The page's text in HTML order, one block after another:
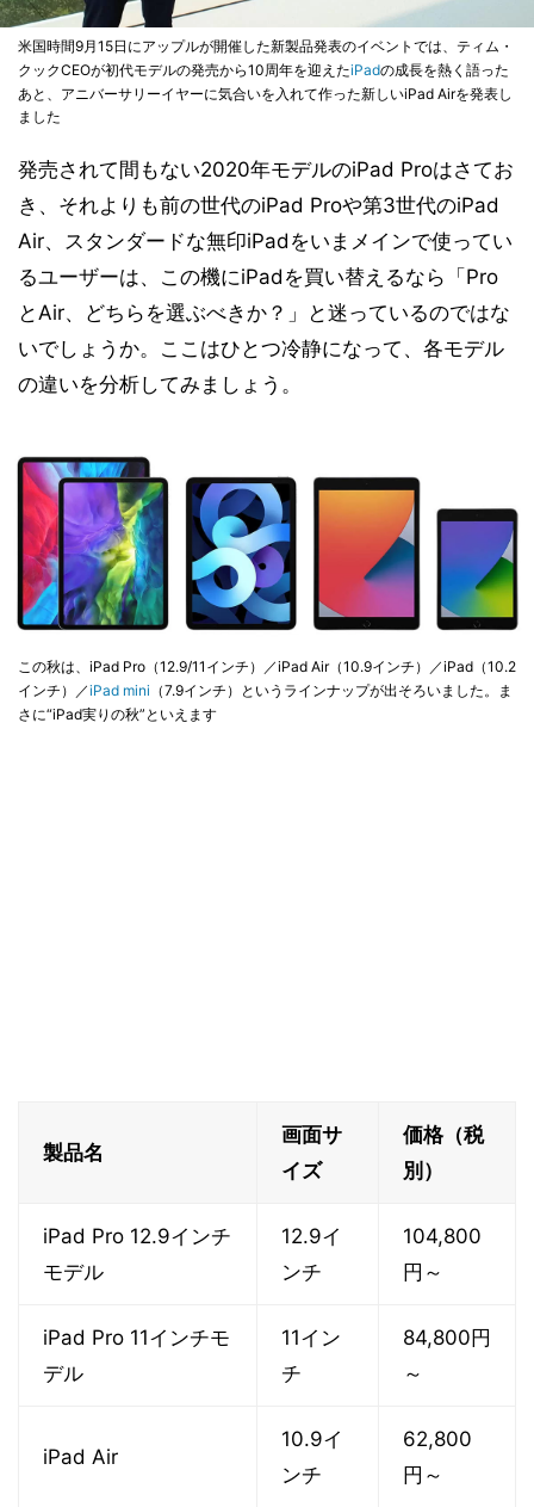
米国時間9月15日にアップルが開催した新製品発表のイベントでは、ティム・
クックCEOが初代モデルの発売から10周年を迎えたiPadの成長を熱く語った
あと、アニバーサリーイヤーに気合いを入れて作った新しいiPad Airを発表し
ました
発売されて間もない2020年モデルのiPad Proはさてお
き、それよりも前の世代のiPad Proや第3世代のiPad
Air、スタンダードな無印iPadをいまメインで使ってい
るユーザーは、この機にiPadを買い替えるなら「Pro
とAir、どちらを選ぶべきか？」と迷っているのではな
いでしょうか。ここはひとつ冷静になって、各モデル
の違いを分析してみましょう。
この秋は、iPad Pro（12.9/11インチ）／iPad Air（10.9インチ）／iPad（10.2
インチ）／iPad mini （7.9インチ）というラインナップが出そろいました。ま
さに“iPad実りの秋”といえます
製品名
画面サ
イズ
価格（税
別）
iPad Pro 12.9インチ
モデル
12.9イ
ンチ
104,800
円～
iPad Pro 11インチモ
デル
11イン
チ
84,800円
～
iPad Air
10.9イ
ンチ
62,800
円～